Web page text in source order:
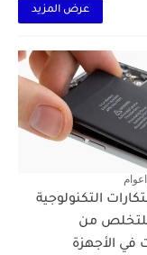
عرض المزيد
التكنولوجية
من
في الأجهزة